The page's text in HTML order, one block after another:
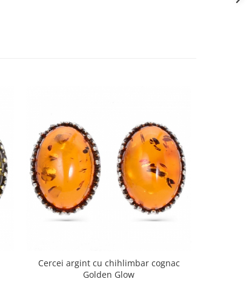
Cercei argint cu chihlimbar cognac
Golden Glow